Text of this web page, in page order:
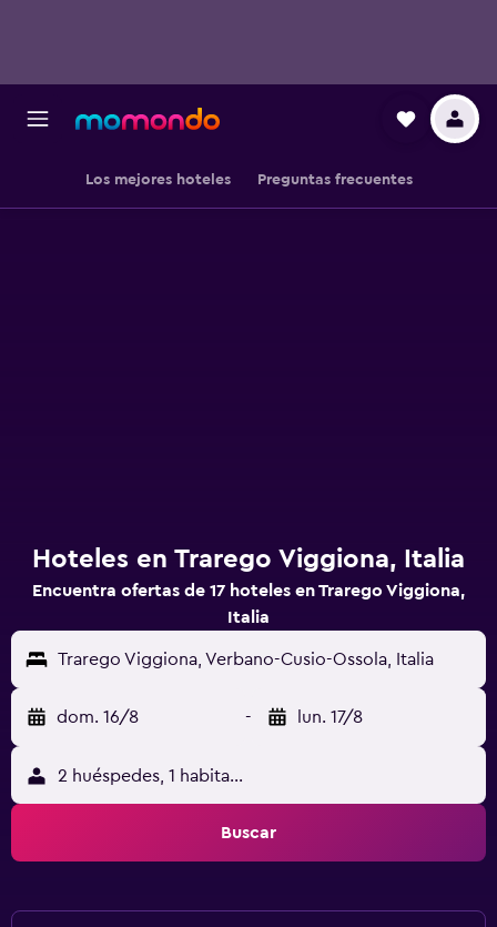
Los mejores hoteles Preguntas frecuentes
Hoteles en Trarego Viggiona, Italia
Encuentra ofertas de 17 hoteles en Trarego Viggiona,
Italia
Trarego Viggiona, Verbano-Cusio-Ossola, Italia
dom. 16/8 - lun. 17/8
2 huéspedes, 1 habitación
Buscar